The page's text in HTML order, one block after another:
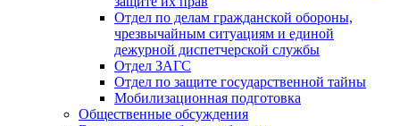
Отдел по делам гражданской обороны,
чрезвычайным ситуациям и единой
дежурной диспетчерской службы
Отдел ЗАГС
Отдел по защите государственной тайны
Мобилизационная подготовка
Общественные обсуждения